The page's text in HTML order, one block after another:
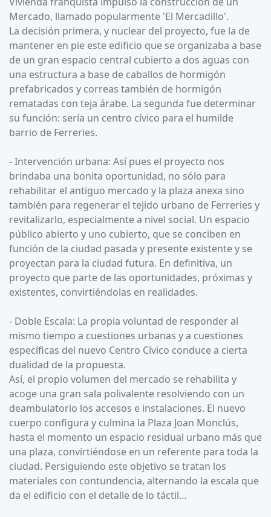
Mercado, llamado popularmente 'El Mercadillo'.
La decisión primera, y nuclear del proyecto, fue la de
mantener en pie este edificio que se organizaba a base
de un gran espacio central cubierto a dos aguas con
una estructura a base de caballos de hormigón
prefabricados y correas también de hormigón
rematadas con teja árabe. La segunda fue determinar
su función: sería un centro cívico para el humilde
barrio de Ferreries.
- Intervención urbana: Así pues el proyecto nos
brindaba una bonita oportunidad, no sólo para
rehabilitar el antiguo mercado y la plaza anexa sino
también para regenerar el tejido urbano de Ferreries y
revitalizarlo, especialmente a nivel social. Un espacio
público abierto y uno cubierto, que se conciben en
función de la ciudad pasada y presente existente y se
proyectan para la ciudad futura. En definitiva, un
proyecto que parte de las oportunidades, próximas y
existentes, convirtiéndolas en realidades.
- Doble Escala: La propia voluntad de responder al
mismo tiempo a cuestiones urbanas y a cuestiones
específicas del nuevo Centro Cívico conduce a cierta
dualidad de la propuesta.
Así, el propio volumen del mercado se rehabilita y
acoge una gran sala polivalente resolviendo con un
deambulatorio los accesos e instalaciones. El nuevo
cuerpo configura y culmina la Plaza Joan Monclús,
hasta el momento un espacio residual urbano más que
una plaza, convirtiéndose en un referente para toda la
ciudad. Persiguiendo este objetivo se tratan los
materiales con contundencia, alternando la escala que
da el edificio con el detalle de lo táctil…